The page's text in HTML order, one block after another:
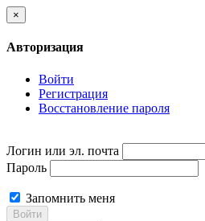
×
Авторизация
Войти
Регистрация
Восстановление пароля
Логин или эл. почта
Пароль
Запомнить меня
Войти